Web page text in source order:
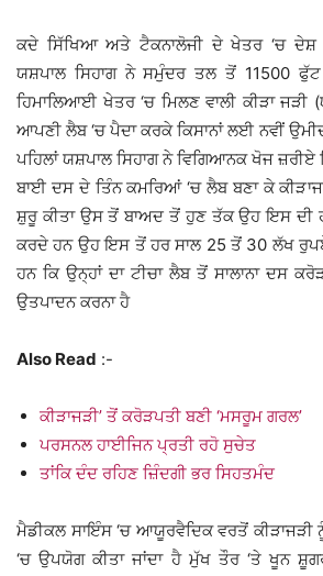
ਕਦੇ ਸਿੱਖਿਆ ਅਤੇ ਟੈਕਨਾਲੋਜੀ ਦੇ ਖੇਤਰ ‘ਚ ਦੇਸ਼
ਯਸ਼ਪਾਲ ਸਿਹਾਗ ਨੇ ਸਮੁੰਦਰ ਤਲ ਤੋਂ 11500
ਹਿਮਾਲਿਆਈ ਖੇਤਰ ‘ਚ ਮਿਲਣ ਵਾਲੀ ਕੀੜਾ ਜੜੀ
ਆਪਣੀ ਲੈਬ ‘ਚ ਪੈਦਾ ਕਰਕੇ ਕਿਸਾਨਾਂ ਲਈ ਨਵੀਂ
ਪਹਿਲਾਂ ਯਸ਼ਪਾਲ ਸਿਹਾਗ ਨੇ ਵਿਗਿਆਨਕ ਖੋਜ ਜ਼ਰੀਏ
ਬਾਈ ਦਸ ਦੇ ਤਿੰਨ ਕਮਰਿਆਂ ‘ਚ ਲੈਬ ਬਣਾ ਕੇ
ਸ਼ੁਰੂ ਕੀਤਾ ਉਸ ਤੋਂ ਬਾਅਦ ਤੋਂ ਹੁਣ ਤੱਕ ਉਹ ਇਸ ਦੀ
ਕਰਦੇ ਹਨ ਉਹ ਇਸ ਤੋਂ ਹਰ ਸਾਲ 25 ਤੋਂ 30 ਲੱਖ
ਹਨ ਕਿ ਉਨ੍ਹਾਂ ਦਾ ਟੀਚਾ ਲੈਬ ਤੋਂ ਸਾਲਾਨਾ ਦਸ
ਉਤਪਾਦਨ ਕਰਨਾ ਹੈ
Also Read :-
ਕੀੜਾਜੜੀ’ ਤੋਂ ਕਰੋੜਪਤੀ ਬਣੀ ‘ਮਸਰੂਮ ਗਰਲ’
ਪਰਸਨਲ ਹਾਈਜਿਨ ਪ੍ਰਤੀ ਰਹੋ ਸੁਚੇਤ
ਤਾਂਕਿ ਦੰਦ ਰਹਿਣ ਜ਼ਿੰਦਗੀ ਭਰ ਸਿਹਤਮੰਦ
ਮੈਡੀਕਲ ਸਾਇੰਸ ‘ਚ ਆਯੂਰਵੈਦਿਕ ਵਰਤੋਂ
‘ਚ ਉਪਯੋਗ ਕੀਤਾ ਜਾਂਦਾ ਹੈ ਮੁੱਖ ਤੌਰ ‘ਤੇ ਖੂਨ